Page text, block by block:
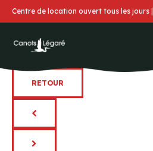
Centre de location ouvert tous les
RETOUR